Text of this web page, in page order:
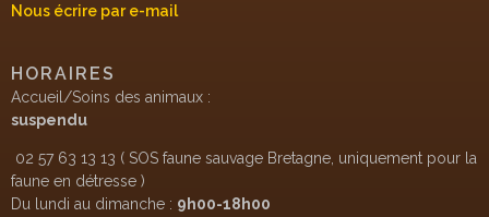
Nous écrire par e-mail
HORAIRES
Accueil/Soins des animaux :
suspendu
02 57 63 13 13 ( SOS faune sauvage Bretagne, uniquement pour la
faune en détresse )
Du lundi au dimanche : 9h00-18h00